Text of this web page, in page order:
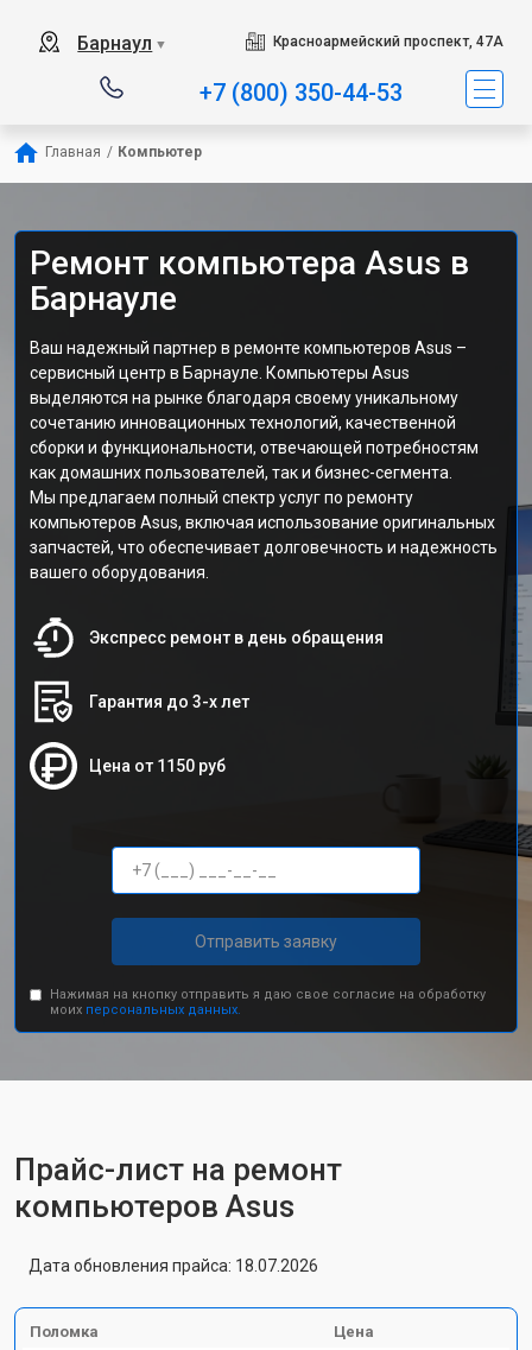
Барнаул ▼ Красноармейский проспект, 47А
+7 (800) 350-44-53
Главная / Компьютер
Ремонт компьютера Asus в
Барнауле
Ваш надежный партнер в ремонте компьютеров Asus –
сервисный центр в Барнауле. Компьютеры Asus
выделяются на рынке благодаря своему уникальному
сочетанию инновационных технологий, качественной
сборки и функциональности, отвечающей потребностям
как домашних пользователей, так и бизнес-сегмента.
Мы предлагаем полный спектр услуг по ремонту
компьютеров Asus, включая использование оригинальных
запчастей, что обеспечивает долговечность и надежность
вашего оборудования.
Экспресс ремонт в день обращения
Гарантия до 3-х лет
Цена от 1150 руб
Отправить заявку
Нажимая на кнопку отправить я даю свое согласие на обработку
моих персональных данных.
Прайс-лист на ремонт
компьютеров Asus
Дата обновления прайса: 18.07.2026
Поломка Цена